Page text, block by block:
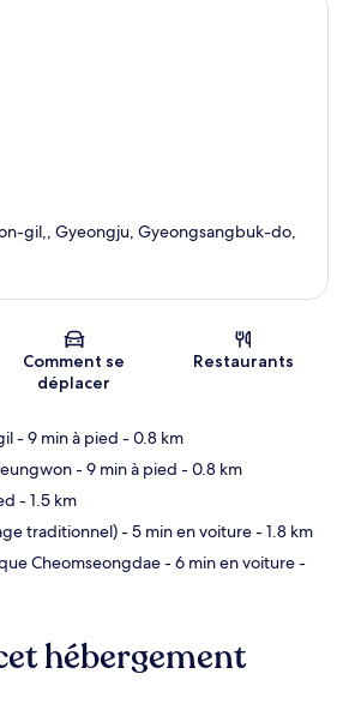
gil,, Gyeongju, Gyeongsangbuk-do,
Comment se
déplacer
Restaurants
- 9 min à pied - 0.8 km
- 9 min à pied - 0.8 km
- 1.5 km
traditionnel)- 5 min en voiture- 1.8 km
Cheomseongdae- 6 min en voiture-
hébergement